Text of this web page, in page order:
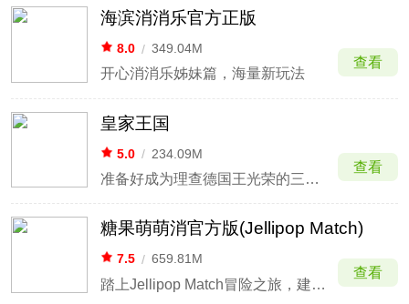
海滨消消乐官方正版
8.0 / 349.04M
开心消消乐姊妹篇，海量新玩法
查看
皇家王国
5.0 / 234.09M
准备好成为理查德国王光荣的三消益智冒险的一部分！
查看
糖果萌萌消官方版(Jellipop Match)
7.5 / 659.81M
踏上Jellipop Match冒险之旅，建造你的梦想之岛
查看